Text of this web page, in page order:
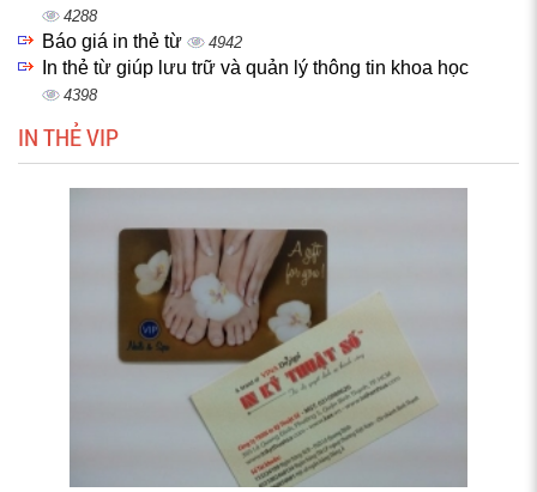
4288
Báo giá in thẻ từ 4942
In thẻ từ giúp lưu trữ và quản lý thông tin khoa học
4398
IN THẺ VIP